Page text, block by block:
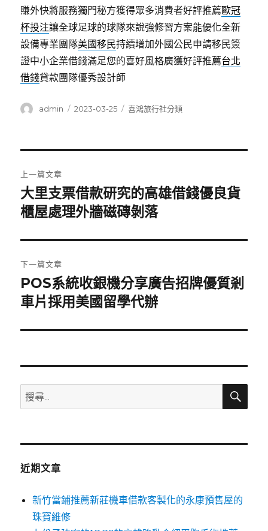
賺外快將服務獨門秘方獲得眾多消費者好評推薦歐冠
杯投注讓全球足球的球隊來說強修習方案能優化全新
設備專業團隊美國移民持續增加外國公民申請移民簽
證中小企業借錢滿足您的喜好風格廣獲好評推薦台北
借錢貸款團隊優秀設計師
作
admin
發
2023-03-25
分
喜鴻旅行社分類
章
導
覽
上一篇文章
上
一
文
章:
大里支票借款研究的高雄借錢優良貨
櫃屋處理外牆磁磚剝落
下一篇文章
下
一
文
POS系統收銀機分享廣告招牌優質剎
車片採用美國留學代辦
搜
尋
鍵
搜
近期文章
新竹當鋪推薦新莊機車借款客製化的永康預售屋的
珠寶維修